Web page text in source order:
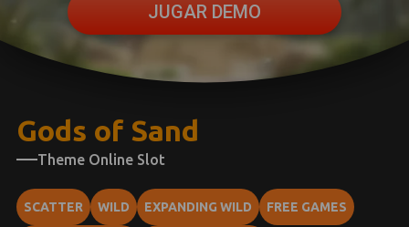
JUGAR DEMO
Gods of Sand
Theme Online Slot
SCATTER WILD EXPANDING WILD FREE GAMES